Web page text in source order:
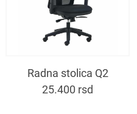
Radna stolica Q2
25.400 rsd